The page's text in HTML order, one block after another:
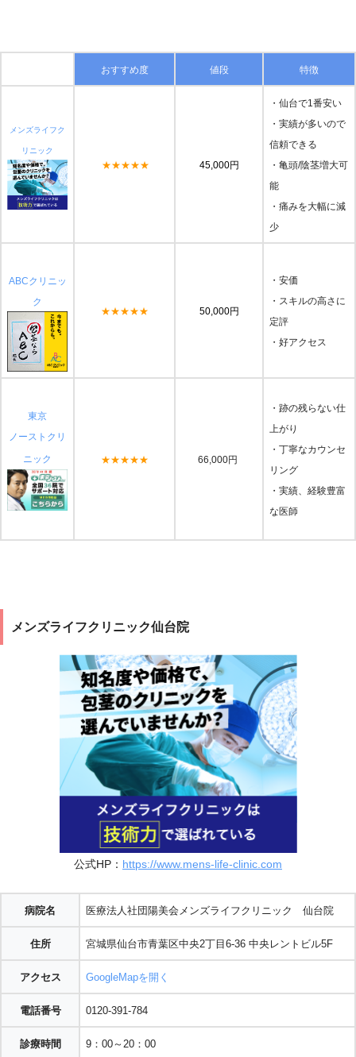
おすすめ度 値段 特徴
メンズライフク
リニック
★★★★★ 45,000円
・仙台で1番安い
・実績が多いので
信頼できる
・亀頭/陰茎増大可
能
・痛みを大幅に減
少
ABCクリニッ
ク
★★★★★
50,000円
・安価
・スキルの高さに
定評
・好アクセス
東京
ノーストクリ
ニック
★★★★★ 66,000円
・跡の残らない仕
上がり
・丁寧なカウンセ
リング
・実績、経験豊富
な医師
メンズライフクリニック仙台院
公式HP： https://www.mens-life-clinic.com
病院名 医療法人社団陽美会メンズライフクリニック 仙台院
住所 宮城県仙台市青葉区中央2丁目6-36 中央レントビル5F
アクセス GoogleMapを開く
電話番号 0120-391-784
診療時間 9：00～20：00